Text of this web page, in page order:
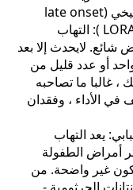
التهاب المفاصل الروماتويدي الشيخي (late onset
rheumatid arthritis اختصاره LORA ): التهاب
شائع. لايحدث إلا بعد
أو عدد قليل من
، غالبا ما تصاحبه
الأداء ، وفقدان
يعد التهاب
أمراض الطفولة
غير واضحة. من